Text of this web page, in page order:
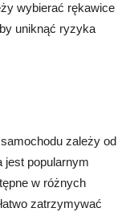
wybierać rękawice
uniknąć ryzyka
zależy od
jest popularnym
w różnych
zatrzymywać